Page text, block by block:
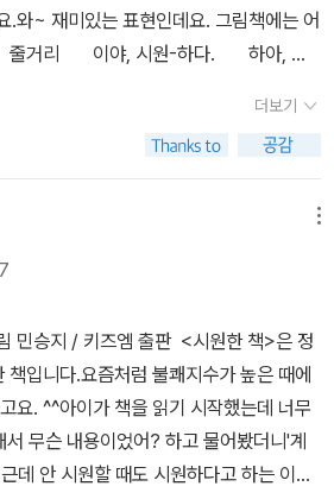
.와~ 재미있는 표현인데요. 그림책에는 어
줄거리 이야, 시원-하다. 하아, 시
하다의 의미를 가진 열네 장면을 보니 아
하겠어요.아이들의 반짝이는 아이디어로
림책을 만들어 볼 수 있을 것 같아요. 그림
만 사춘기 아들들과 함께 이야기해 보았지
대해 알려달라고 했더니... 역시! 학생답
(결과를 걱정은 내일로....),온라인 게임
한 한 방으로 최공 성적을 달성했을 때,
에 대한 이해는 없는 고구마처럼 구는 사
를 사람을 볼 때,검도를 하는 아들은 대련
했을 때라고 해요. 저도 '시원함'에 대해
원함은 따가운 가시가 피부 사이에서 빠
려 일어났는데 쉽게 잡지 못해 잠을 다 깨
더보기
키즈엠 출판 <시원한 책>은 정
입니다.요즘처럼 불쾌지수가 높은 때에
요. ^^​아이가 책을 읽기 시작했는데 너무
무슨 내용이었어? 하고 물어봤더니'계
데 안 시원할 때도 시원하다고 하는 이상